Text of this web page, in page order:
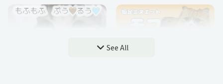
ヤマチャンYMCH
もちめると
茶葉少女～蟲に食べられそうになっ
たら、私の能力が覚醒しました！～
短足ミヌエット モフ
See All